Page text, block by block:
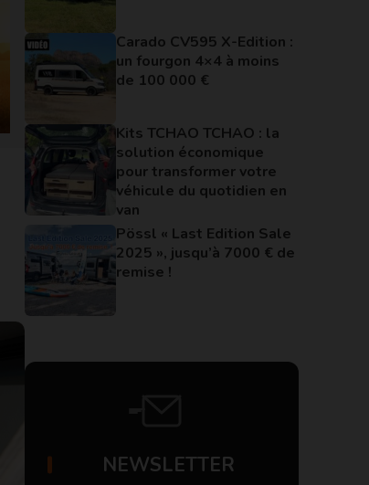
Carado CV595 X-Edition :
un fourgon 4×4 à moins
de 100 000 €
Kits TCHAO TCHAO : la
solution économique
pour transformer votre
véhicule du quotidien en
van
Pössl « Last Edition Sale
2025 », jusqu’à 7000 € de
remise !
NEWSLETTER